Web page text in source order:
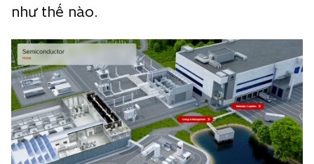
như thế nào.